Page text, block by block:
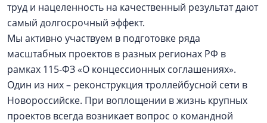
труд и нацеленность на качественный результат дают
самый долгосрочный эффект.
Мы активно участвуем в подготовке ряда
масштабных проектов в разных регионах РФ в
рамках 115-ФЗ «О концессионных соглашениях».
Один из них – реконструкция троллейбусной сети в
Новороссийске. При воплощении в жизнь крупных
проектов всегда возникает вопрос о командной